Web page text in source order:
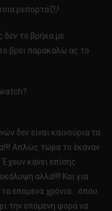
ρεπορτάζ!;!
δεν το βρήκα με
βρει παρακαλώ ας το
δεν είναι καινούρια τα
Απλώς τώρα το έκαναν
Έχουν κάνει επίσης
αλλά!!!! Και για
επόμενα χρόνια….όπου
την επόμενη φορά να